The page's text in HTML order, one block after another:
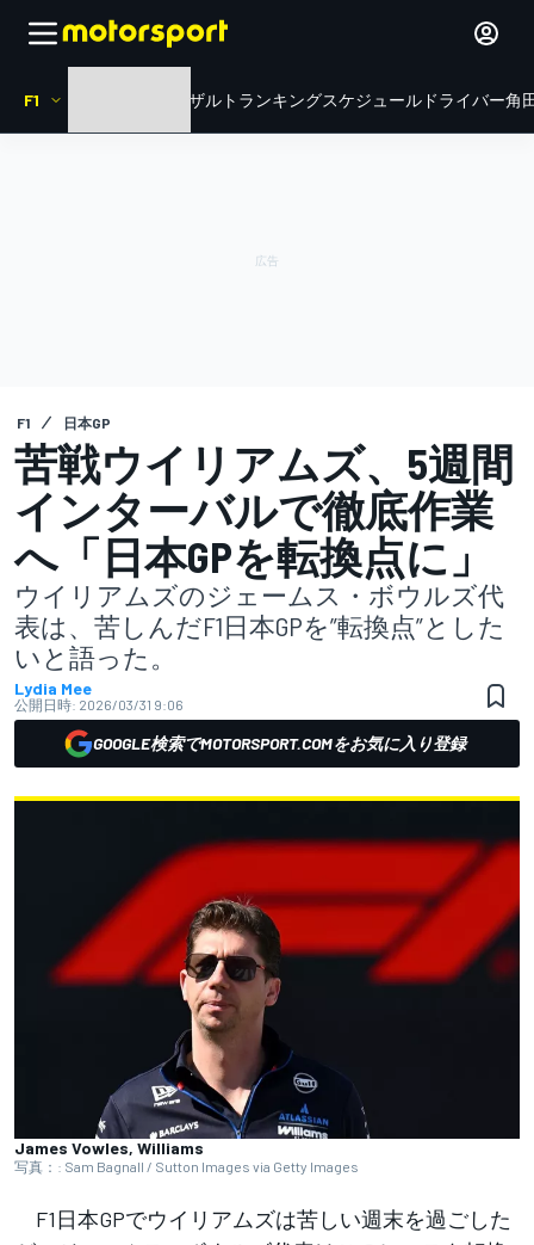
F1 リザルト ランキングスケジュール ドライバー角
F1 日本GP
苦戦ウイリアムズ、5週間
インターバルで徹底作業
へ「日本GPを転換点に」
ウイリアムズのジェームス・ボウルズ代
表は、苦しんだF1日本GPを”転換点”とした
いと語った。
Lydia Mee
公開日時: 2026/03/31 9:06
GOOGLE検索でMOTORSPORT.COMをお気に入り登録
James Vowles, Williams
写真：: Sam Bagnall / Sutton Images via Getty Images
F1日本GPでウイリアムズは苦しい週末を過ごした